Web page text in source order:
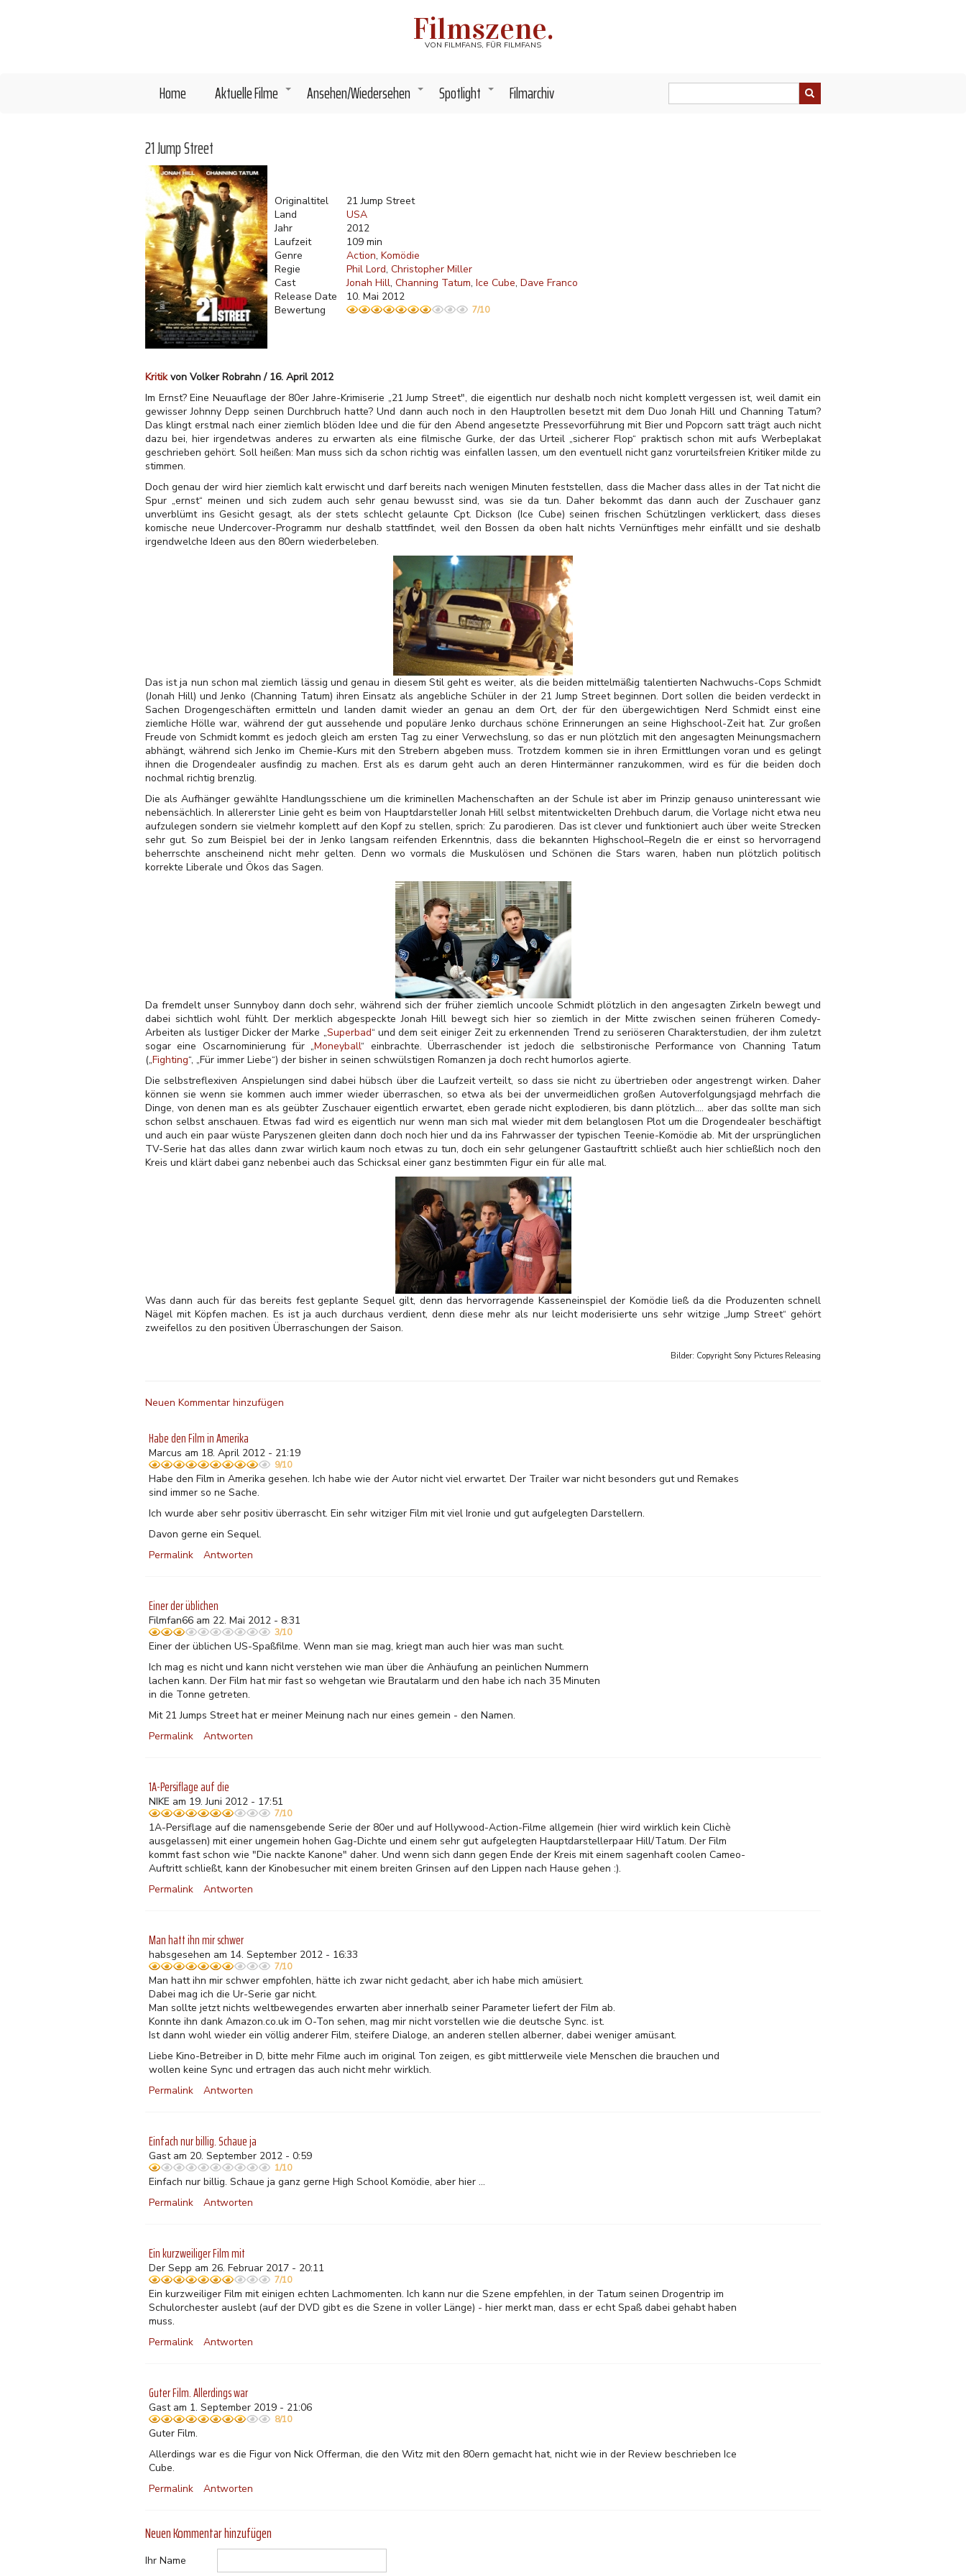
Filmszene.
VON FILMFANS, FÜR FILMFANS
Home +
Aktuelle Filme +
Ansehen/Wiedersehen +
Spotlight Filmarchiv
21 Jump Street
Originaltitel
21 Jump Street
Land
USA
Jahr
2012
Laufzeit
109 min
Genre
Action Komödie
Regie
Phil Lord Christopher Miller
Cast
Jonah Hill Channing Tatum Ice Cube Dave Franco
Release Date
10. Mai 2012
Bewertung
7/10
Kritikvon Volker Robrahn / 16. April 2012
Im Ernst? Eine Neuauflage der 80er Jahre-Krimiserie „21 Jump Street", die eigentlich nur deshalb noch nicht komplett vergessen ist, weil damit ein
gewisser Johnny Depp seinen Durchbruch hatte? Und dann auch noch in den Hauptrollen besetzt mit dem Duo Jonah Hill und Channing Tatum?
Das klingt erstmal nach einer ziemlich blöden Idee und die für den Abend angesetzte Pressevorführung mit Bier und Popcorn satt trägt auch nicht
dazu bei, hier irgendetwas anderes zu erwarten als eine filmische Gurke, der das Urteil „sicherer Flop“ praktisch schon mit aufs Werbeplakat
geschrieben gehört. Soll heißen: Man muss sich da schon richtig was einfallen lassen, um den eventuell nicht ganz vorurteilsfreien Kritiker milde zu
stimmen.
Doch genau der wird hier ziemlich kalt erwischt und darf bereits nach wenigen Minuten feststellen, dass die Macher dass alles in der Tat nicht die
Spur „ernst“ meinen und sich zudem auch sehr genau bewusst sind, was sie da tun. Daher bekommt das dann auch der Zuschauer ganz
unverblümt ins Gesicht gesagt, als der stets schlecht gelaunte Cpt. Dickson (Ice Cube) seinen frischen Schützlingen verklickert, dass dieses
komische neue Undercover-Programm nur deshalb stattfindet, weil den Bossen da oben halt nichts Vernünftiges mehr einfällt und sie deshalb
irgendwelche Ideen aus den 80ern wiederbeleben.
Das ist ja nun schon mal ziemlich lässig und genau in diesem Stil geht es weiter, als die beiden mittelmäßig talentierten Nachwuchs-Cops Schmidt
(Jonah Hill) und Jenko (Channing Tatum) ihren Einsatz als angebliche Schüler in der 21 Jump Street beginnen. Dort sollen die beiden verdeckt in
Sachen Drogengeschäften ermitteln und landen damit wieder an genau an dem Ort, der für den übergewichtigen Nerd Schmidt einst eine
ziemliche Hölle war, während der gut aussehende und populäre Jenko durchaus schöne Erinnerungen an seine Highschool-Zeit hat. Zur großen
Freude von Schmidt kommt es jedoch gleich am ersten Tag zu einer Verwechslung, so das er nun plötzlich mit den angesagten Meinungsmachern
abhängt, während sich Jenko im Chemie-Kurs mit den Strebern abgeben muss. Trotzdem kommen sie in ihren Ermittlungen voran und es gelingt
ihnen die Drogendealer ausfindig zu machen. Erst als es darum geht auch an deren Hintermänner ranzukommen, wird es für die beiden doch
nochmal richtig brenzlig.
Die als Aufhänger gewählte Handlungsschiene um die kriminellen Machenschaften an der Schule ist aber im Prinzip genauso uninteressant wie
nebensächlich. In allererster Linie geht es beim von Hauptdarsteller Jonah Hill selbst mitentwickelten Drehbuch darum, die Vorlage nicht etwa neu
aufzulegen sondern sie vielmehr komplett auf den Kopf zu stellen, sprich: Zu parodieren. Das ist clever und funktioniert auch über weite Strecken
sehr gut. So zum Beispiel bei der in Jenko langsam reifenden Erkenntnis, dass die bekannten Highschool–Regeln die er einst so hervorragend
beherrschte anscheinend nicht mehr gelten. Denn wo vormals die Muskulösen und Schönen die Stars waren, haben nun plötzlich politisch
korrekte Liberale und Ökos das Sagen.
Da fremdelt unser Sunnyboy dann doch sehr, während sich der früher ziemlich uncoole Schmidt plötzlich in den angesagten Zirkeln bewegt und
dabei sichtlich wohl fühlt. Der merklich abgespeckte Jonah Hill bewegt sich hier so ziemlich in der Mitte zwischen seinen früheren Comedy-
Arbeiten als lustiger Dicker der Marke „Superbad“ und dem seit einiger Zeit zu erkennenden Trend zu seriöseren Charakterstudien, der ihm zuletzt
sogar eine Oscarnominierung für „Moneyball“ einbrachte. Überraschender ist jedoch die selbstironische Performance von Channing Tatum
(„Fighting“, „Für immer Liebe“) der bisher in seinen schwülstigen Romanzen ja doch recht humorlos agierte.
Die selbstreflexiven Anspielungen sind dabei hübsch über die Laufzeit verteilt, so dass sie nicht zu übertrieben oder angestrengt wirken. Daher
können sie wenn sie kommen auch immer wieder überraschen, so etwa als bei der unvermeidlichen großen Autoverfolgungsjagd mehrfach die
Dinge, von denen man es als geübter Zuschauer eigentlich erwartet, eben gerade nicht explodieren, bis dann plötzlich.... aber das sollte man sich
schon selbst anschauen. Etwas fad wird es eigentlich nur wenn man sich mal wieder mit dem belanglosen Plot um die Drogendealer beschäftigt
und auch ein paar wüste Paryszenen gleiten dann doch noch hier und da ins Fahrwasser der typischen Teenie-Komödie ab. Mit der ursprünglichen
TV-Serie hat das alles dann zwar wirlich kaum noch etwas zu tun, doch ein sehr gelungener Gastauftritt schließt auch hier schließlich noch den
Kreis und klärt dabei ganz nebenbei auch das Schicksal einer ganz bestimmten Figur ein für alle mal.
Was dann auch für das bereits fest geplante Sequel gilt, denn das hervorragende Kasseneinspiel der Komödie ließ da die Produzenten schnell
Nägel mit Köpfen machen. Es ist ja auch durchaus verdient, denn diese mehr als nur leicht moderisierte uns sehr witzige „Jump Street“ gehört
zweifellos zu den positiven Überraschungen der Saison.
Bilder: Copyright Sony Pictures Releasing
Neuen Kommentar hinzufügen
Habe den Film in Amerika
Marcus am 18. April 2012 - 21:19
9/10
Habe den Film in Amerika gesehen. Ich habe wie der Autor nicht viel erwartet. Der Trailer war nicht besonders gut und Remakes
sind immer so ne Sache.
Ich wurde aber sehr positiv überrascht. Ein sehr witziger Film mit viel Ironie und gut aufgelegten Darstellern.
Davon gerne ein Sequel.
Permalink
Antworten
Einer der üblichen
Filmfan66 am 22. Mai 2012 - 8:31
3/10
Einer der üblichen US-Spaßfilme. Wenn man sie mag, kriegt man auch hier was man sucht.
Ich mag es nicht und kann nicht verstehen wie man über die Anhäufung an peinlichen Nummern
lachen kann. Der Film hat mir fast so wehgetan wie Brautalarm und den habe ich nach 35 Minuten
in die Tonne getreten.
Mit 21 Jumps Street hat er meiner Meinung nach nur eines gemein - den Namen.
Permalink
Antworten
1A-Persiflage auf die
NIKE am 19. Juni 2012 - 17:51
7/10
1A-Persiflage auf die namensgebende Serie der 80er und auf Hollywood-Action-Filme allgemein (hier wird wirklich kein Clichè
ausgelassen) mit einer ungemein hohen Gag-Dichte und einem sehr gut aufgelegten Hauptdarstellerpaar Hill/Tatum. Der Film
kommt fast schon wie "Die nackte Kanone" daher. Und wenn sich dann gegen Ende der Kreis mit einem sagenhaft coolen Cameo-
Auftritt schließt, kann der Kinobesucher mit einem breiten Grinsen auf den Lippen nach Hause gehen :).
Permalink
Antworten
Man hatt ihn mir schwer
habsgesehen am 14. September 2012 - 16:33
7/10
Man hatt ihn mir schwer empfohlen, hätte ich zwar nicht gedacht, aber ich habe mich amüsiert.
Dabei mag ich die Ur-Serie gar nicht.
Man sollte jetzt nichts weltbewegendes erwarten aber innerhalb seiner Parameter liefert der Film ab.
Konnte ihn dank Amazon.co.uk im O-Ton sehen, mag mir nicht vorstellen wie die deutsche Sync. ist.
Ist dann wohl wieder ein völlig anderer Film, steifere Dialoge, an anderen stellen alberner, dabei weniger amüsant.
Liebe Kino-Betreiber in D, bitte mehr Filme auch im original Ton zeigen, es gibt mittlerweile viele Menschen die brauchen und
wollen keine Sync und ertragen das auch nicht mehr wirklich.
Permalink
Antworten
Einfach nur billig. Schaue ja
Gast am 20. September 2012 - 0:59
1/10
Einfach nur billig. Schaue ja ganz gerne High School Komödie, aber hier ...
Permalink
Antworten
Ein kurzweiliger Film mit
Der Sepp am 26. Februar 2017 - 20:11
7/10
Ein kurzweiliger Film mit einigen echten Lachmomenten. Ich kann nur die Szene empfehlen, in der Tatum seinen Drogentrip im
Schulorchester auslebt (auf der DVD gibt es die Szene in voller Länge) - hier merkt man, dass er echt Spaß dabei gehabt haben
muss.
Permalink
Antworten
Guter Film. Allerdings war
Gast am 1. September 2019 - 21:06
8/10
Guter Film.
Allerdings war es die Figur von Nick Offerman, die den Witz mit den 80ern gemacht hat, nicht wie in der Review beschrieben Ice
Cube.
Permalink
Antworten
Neuen Kommentar hinzufügen
Ihr Name